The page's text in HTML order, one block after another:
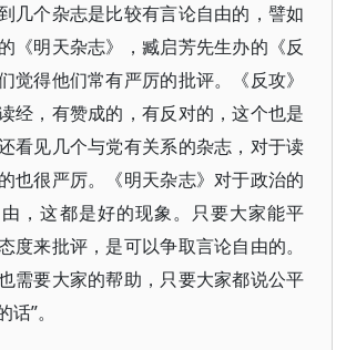
几个杂志是比较有言论自由的，譬如
《明天杂志》，臧启芳先生办的《反
觉得他们常有严厉的批评。《反攻》
经，有赞成的，有反对的，这个也是
看见几个与党有关系的杂志，对于读
也很严厉。《明天杂志》对于政治的
，这都是好的现象。只要大家能平
度来批评，是可以争取言论自由的。
需要大家的帮助，只要大家都说公平
”。